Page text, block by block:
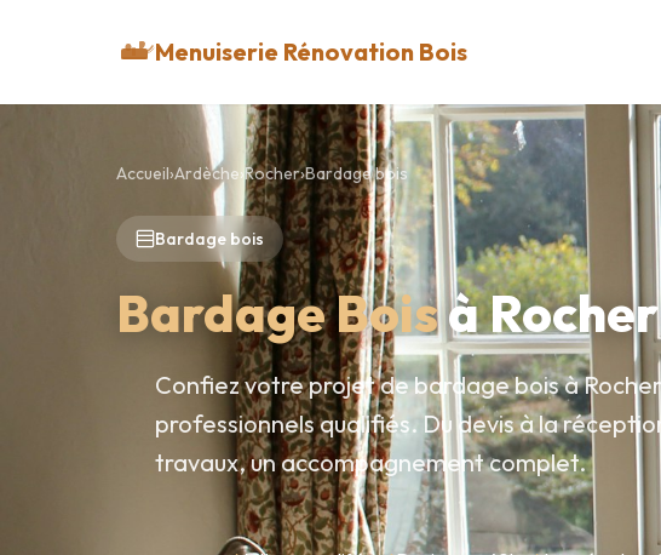
Menuiserie Rénovation Bois
Accueil›Ardèche›Rocher›Bardage bois
Bardage bois
Bardage Boisà Rocher
Confiez votre projet de bardage bois à
professionnels qualifiés. Du devis à la
travaux, un accompagnement complet.